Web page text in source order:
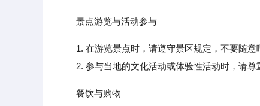
景点游览与活动参与
1. 在游览景点时，请遵守景区规定，不要随意
2. 参与当地的文化活动或体验性活动时，请尊
餐饮与购物